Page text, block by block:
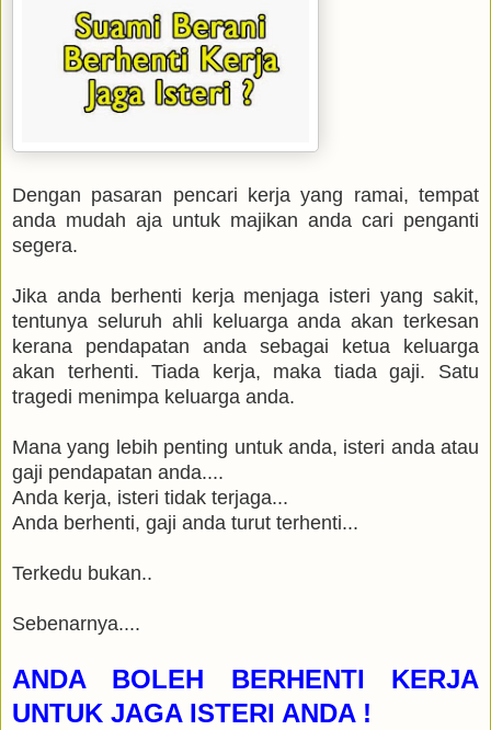
Dengan pasaran pencari kerja yang ramai, tempat
anda mudah aja untuk majikan anda cari penganti
segera.
Jika anda berhenti kerja menjaga isteri yang sakit,
tentunya seluruh ahli keluarga anda akan terkesan
kerana pendapatan anda sebagai ketua keluarga
akan terhenti. Tiada kerja, maka tiada gaji. Satu
tragedi menimpa keluarga anda.
Mana yang lebih penting untuk anda, isteri anda atau
gaji pendapatan anda....
Anda kerja, isteri tidak terjaga...
Anda berhenti, gaji anda turut terhenti...
Terkedu bukan..
Sebenarnya....
ANDA BOLEH BERHENTI KERJA
UNTUK JAGA ISTERI ANDA !